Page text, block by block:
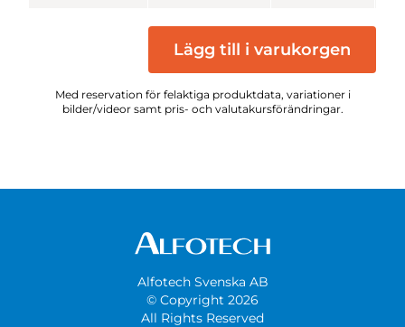
Lägg till i varukorgen
Med reservation för felaktiga produktdata, variationer i
bilder/videor samt pris- och valutakursförändringar.
Alfotech Svenska AB
© Copyright 2026
All Rights Reserved